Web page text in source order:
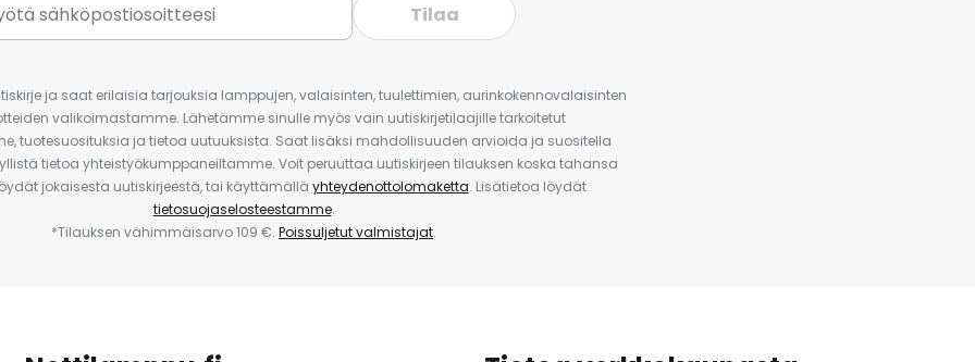
Tilaa
ja saat erilaisia tarjouksia lamppujen, valaisinten, tuulettimien, aurinkokennovalaisinten
valikoimastamme. Lähetämme sinulle myös vain uutiskirjetilaajille tarkoitetut
tuotesuosituksia ja tietoa uutuuksista. Saat lisäksi mahdollisuuden arvioida ja suositella
tietoa yhteistyökumppaneiltamme. Voit peruuttaa uutiskirjeen tilauksen koska tahansa
jokaisesta uutiskirjeestä, tai käyttämällä yhteydenottolomaketta. Lisätietoa löydät
tietosuojaselosteestamme.
*Tilauksen vähimmäisarvo 109 €. Poissuljetut valmistajat.